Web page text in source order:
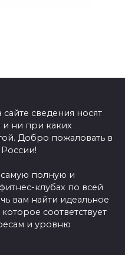
сведения носят
ни при каких
Добро пожаловать в
полную и
клубах по всей
вам найти идеальное
соответствует
и уровню